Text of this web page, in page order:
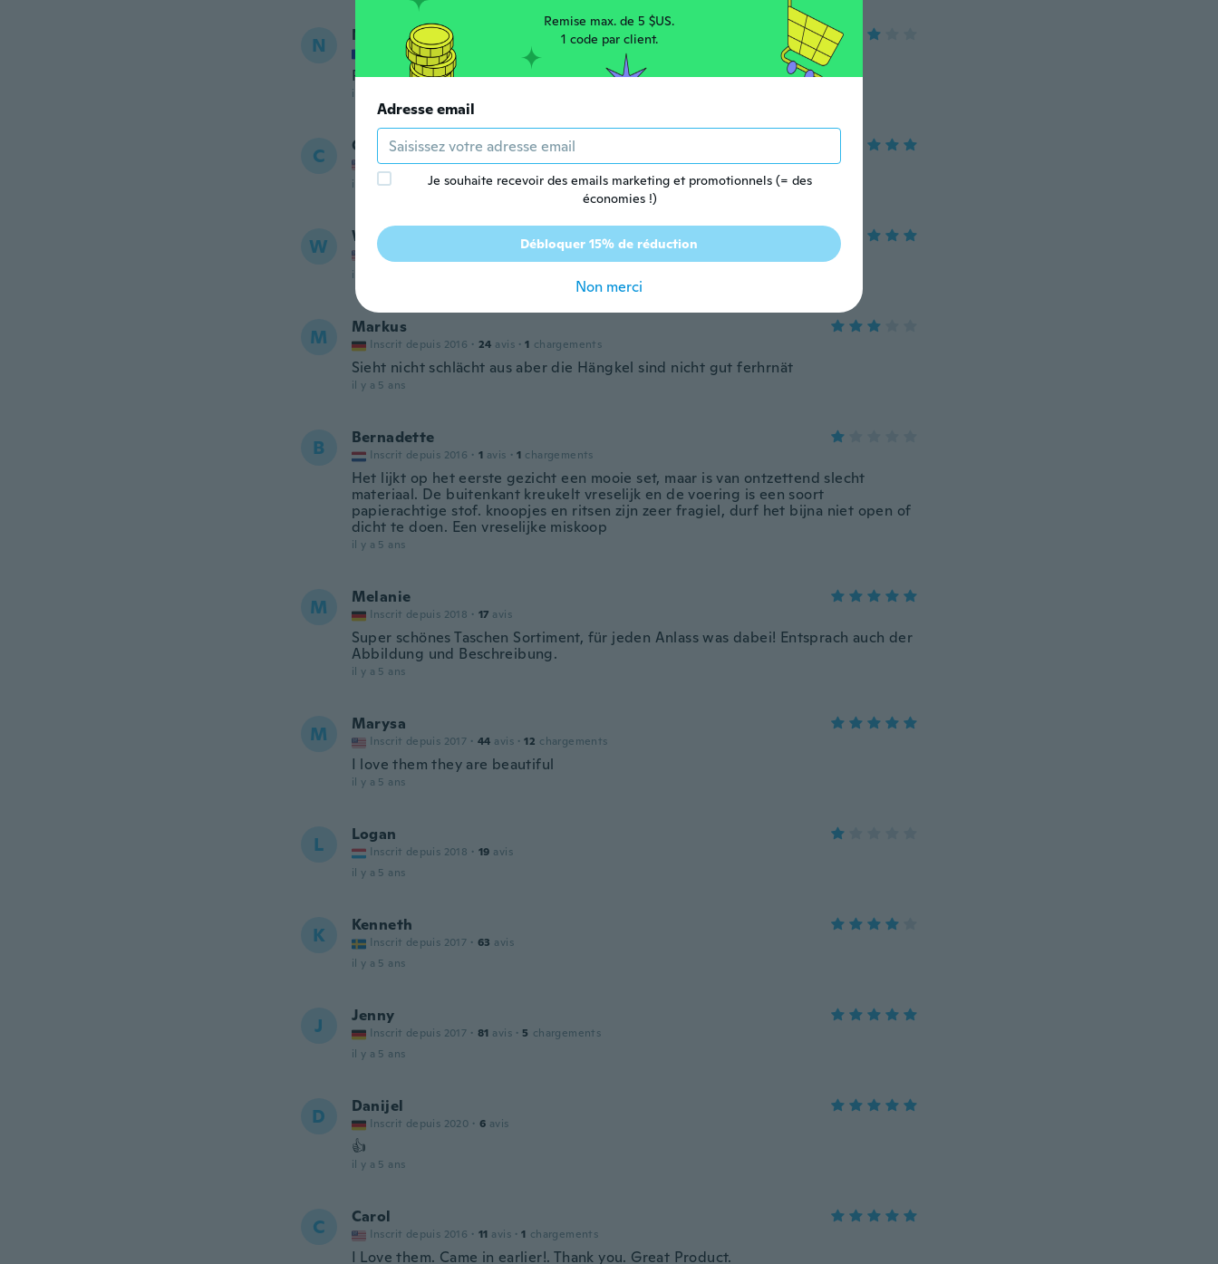
N Nath
Inscrit depuis 2016 6 chargements
Pas assez solide Mais très jolie et conforme à l'image
il y a 5 ans
C Clarapullaim
Inscrit depuis 2018 · 1 avis
il y a 5 ans
W Wanda
Inscrit depuis 2017
chargements
il y a 5 ans
M Markus
Inscrit depuis 2016 · 24 avis · 1 chargements
Sieht nicht schlächt aus aber die Hängkel sind nicht gut ferhrnät
il y a 5 ans
B Bernadette
Inscrit depuis 2016 · 1 avis · 1 chargements
Het lijkt op het eerste gezicht een mooie set, maar is van ontzettend slecht
materiaal. De buitenkant kreukelt vreselijk en de voering is een soort
papierachtige stof. knoopjes en ritsen zijn zeer fragiel, durf het bijna niet open of
dicht te doen. Een vreselijke miskoop
il y a 5 ans
M Melanie
Inscrit depuis 2018 · 17 avis
Super schönes Taschen Sortiment, für jeden Anlass was dabei! Entsprach auch der
Abbildung und Beschreibung.
il y a 5 ans
M Marysa
Inscrit depuis 2017 · 44 avis · 12 chargements
I love them they are beautiful
il y a 5 ans
L Logan
Inscrit depuis 2018 · 19 avis
il y a 5 ans
K Kenneth
Inscrit depuis 2017 · 63 avis
il y a 5 ans
J Jenny
Inscrit depuis 2017 · 81 avis · 5 chargements
il y a 5 ans
D Danijel
Inscrit depuis 2020 · 6 avis
👍
il y a 5 ans
C Carol
Inscrit depuis 2016 · 11 avis · 1 chargements
I Love them. Came in earlier!. Thank you. Great Product.
Remise max. de 5 $US.
1 code par client.
Adresse email
Je souhaite recevoir des emails marketing et promotionnels (= des
économies !)
Débloquer 15% de réduction
Non merci